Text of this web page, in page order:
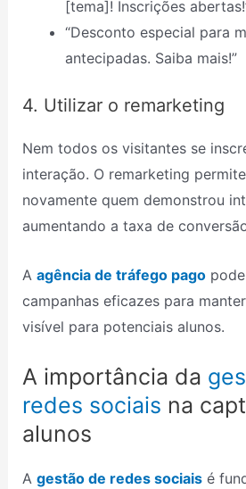
[tema]! Inscrições
“Desconto especial para
antecipadas. Saiba mais!”
4. Utilizar o remarketing
Nem todos os visitantes se
interação. O remarketing
novamente quem demonstrou
aumentando a taxa de
A agência de tráfego pagopode
campanhas eficazes para
visível para potenciais alunos.
A importância da
redes sociais na
alunos
A gestão de redes sociaisé